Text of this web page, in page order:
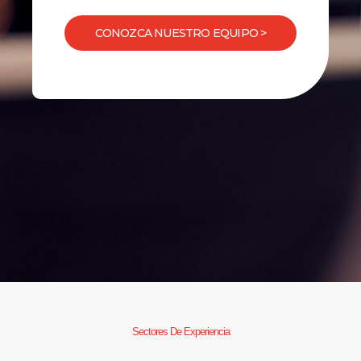
CONOZCA NUESTRO EQUIPO >
Sectores De Experiencia